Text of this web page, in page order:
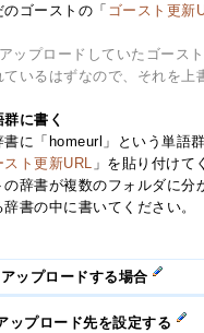
ゴーストの「 ゴースト更新
ップロードしていたゴース
ているはずなので、それを上
に書く
書に「homeurl」という単語
スト更新URL
」を貼り付けて
の辞書が複数のフォルダに分
書の中に書いてください。
ップロードする場合
ップロード先を設定する